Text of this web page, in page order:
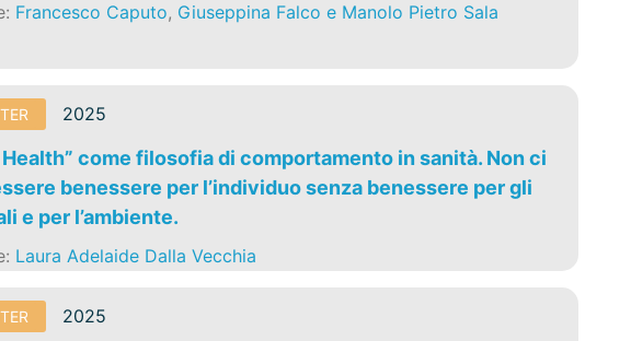
Francesco Caputo, Giuseppina Falco e Manolo Pietro Sala
2025
Health” come filosofia di comportamento in sanità. Non ci
benessere per l’individuo senza benessere per gli
e per l’ambiente.
Laura Adelaide Dalla Vecchia
2025